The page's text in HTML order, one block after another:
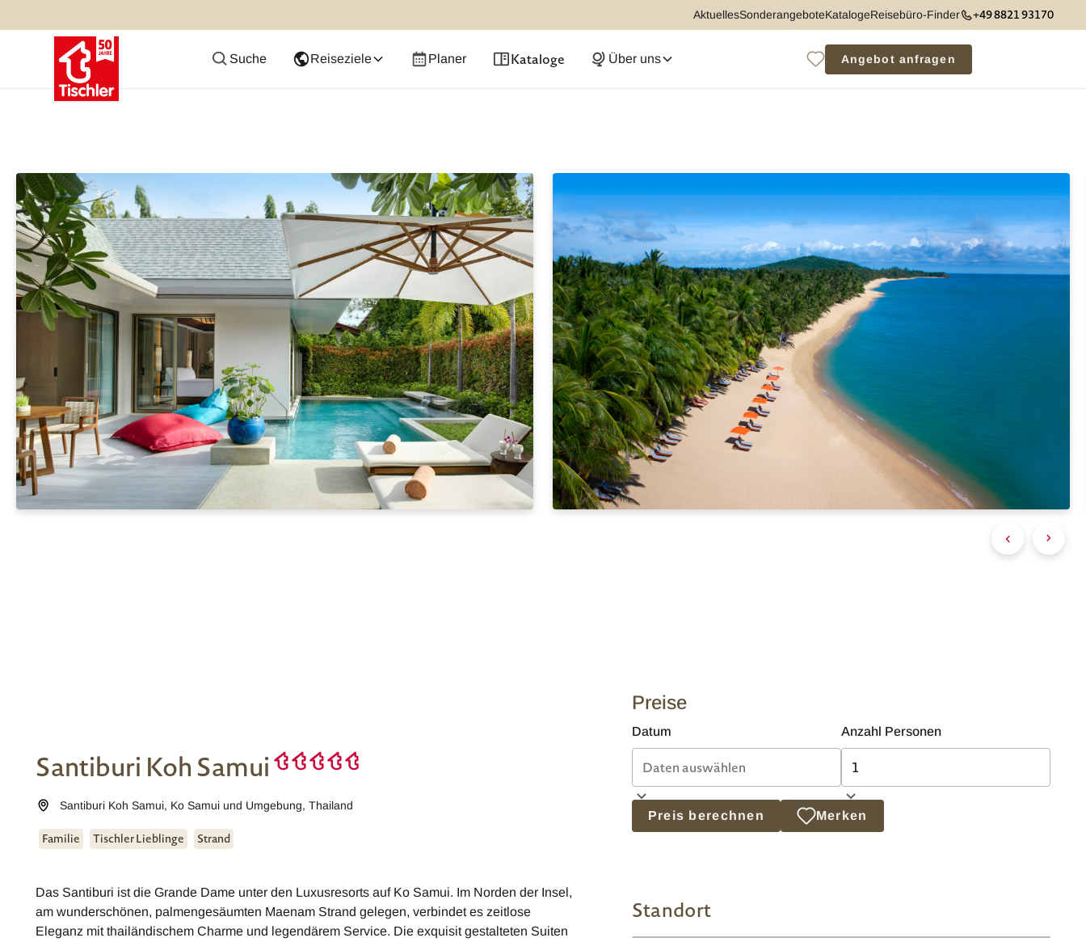
AktuellesSonderangeboteKatalogeReisebüro-Finder +49 8821 93170
Suche Reiseziele Planer Kataloge Über uns Angebot anfragen
Santiburi Koh Samui
Santiburi Koh Samui, Ko Samui und Umgebung,Thailand
Familie Tischler Lieblinge Strand
Das Santiburi ist die Grande Dame unter den Luxusresorts auf Ko Samui. Im Norden der Insel,
am wunderschönen, palmengesäumten Maenam Strand gelegen, verbindet es zeitlose
Eleganz mit thailändischem Charme und legendärem Service. Die exquisit gestalteten Suiten
Preise
Datum Anzahl Personen
Preis berechnen Merken
Standort